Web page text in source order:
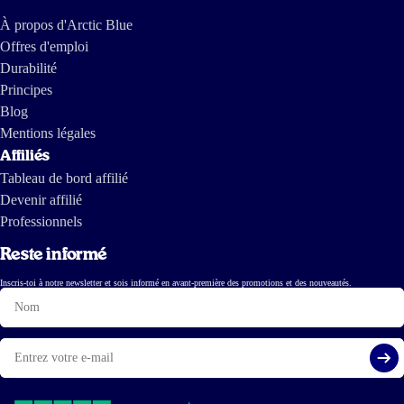
Prima product.
Mahsa
Top Produkt! Geen nach Geschmack!
Gabriele Klein
6 janv 2025
Zeer goede kwaliteit visolie. Goede prijs
À propos d'Arctic Blue
Offres d'emploi
Durabilité
Principes
Blog
Mentions légales
Affiliés
Tableau de bord affilié
Devenir affilié
Professionnels
Reste informé
Inscris-toi à notre newsletter et sois informé en avant-première des promotions et des nouveautés.
Nom
E-
mail